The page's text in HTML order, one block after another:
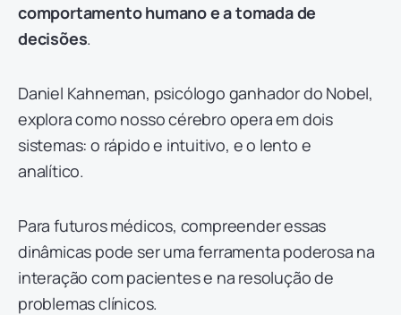
comportamento humano e a tomada de
decisões.
Daniel Kahneman, psicólogo ganhador do Nobel,
explora como nosso cérebro opera em dois
sistemas: o rápido e intuitivo, e o lento e
analítico.
Para futuros médicos, compreender essas
dinâmicas pode ser uma ferramenta poderosa na
interação com pacientes e na resolução de
problemas clínicos.